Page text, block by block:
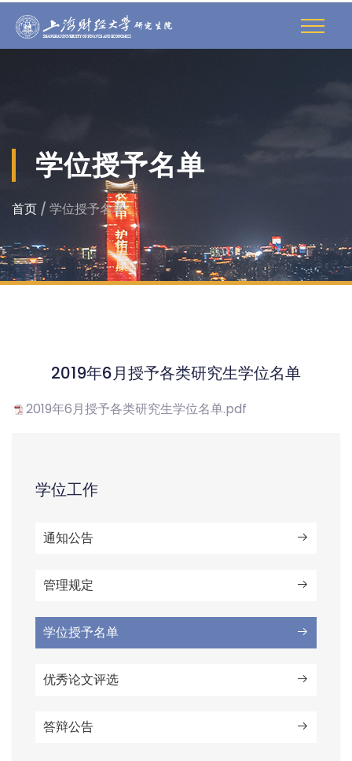
学位授予名单
首页 / 学位授予名单
2019年6月授予各类研究生学位名单
2019年6月授予各类研究生学位名单.pdf
学位工作
通知公告
管理规定
学位授予名单
优秀论文评选
答辩公告